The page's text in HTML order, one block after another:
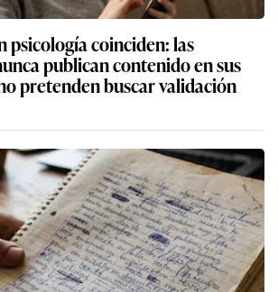
psicología coinciden: las
publican contenido en sus
pretenden buscar validación